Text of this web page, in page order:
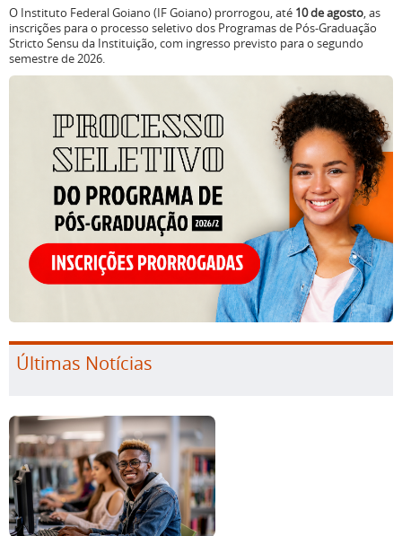
O Instituto Federal Goiano (IF Goiano) prorrogou, até 10 de agosto, as
inscrições para o processo seletivo dos Programas de Pós-Graduação
Stricto Sensu da Instituição, com ingresso previsto para o segundo
semestre de 2026.
Últimas Notícias